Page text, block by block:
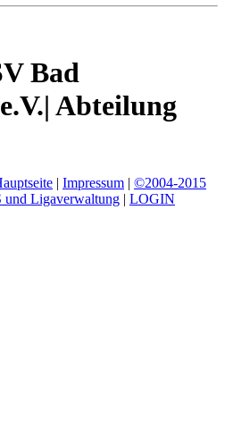
Bad
Abteilung
| Impressum | ©2004-2015
und Ligaverwaltung | LOGIN